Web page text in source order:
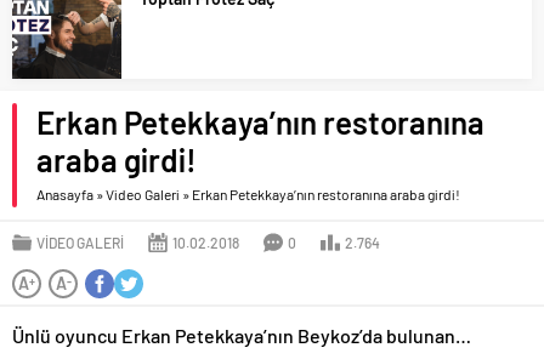
Erkan Petekkaya’nın restoranına
araba girdi!
Anasayfa »Video Galeri » Erkan Petekkaya’nın restoranına araba girdi!
VIDEO GALERI 10.02.2018 0 2.764
A+ A-
Ünlü oyuncu Erkan Petekkaya’nın Beykoz’da bulunan…